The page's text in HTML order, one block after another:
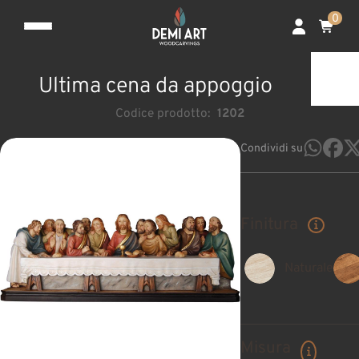
0
Ultima cena da appoggio
Codice prodotto: 1202
Condividi su